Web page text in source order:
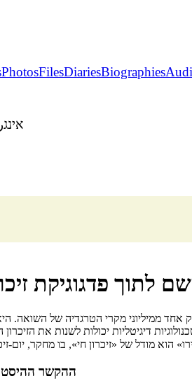
PhotosFilesDiariesBiographies
לתוך פדגוגיקת
זפירו (1931-1942) היא לא רק אחד ממיליוני מקרי
דיגיטליות יכולות לשנות את
1. ההקשר